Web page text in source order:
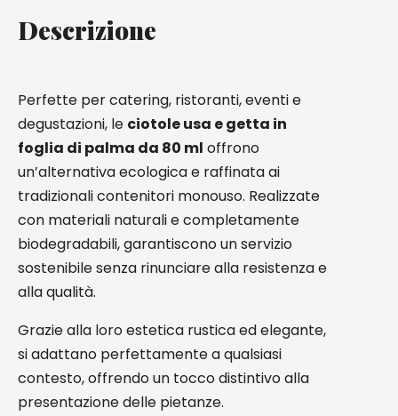
Descrizione
Perfette per catering, ristoranti, eventi e
degustazioni, le ciotole usa e getta in
foglia di palma da 80 ml offrono
un’alternativa ecologica e raffinata ai
tradizionali contenitori monouso. Realizzate
con materiali naturali e completamente
biodegradabili, garantiscono un servizio
sostenibile senza rinunciare alla resistenza e
alla qualità.
Grazie alla loro estetica rustica ed elegante,
si adattano perfettamente a qualsiasi
contesto, offrendo un tocco distintivo alla
presentazione delle pietanze.